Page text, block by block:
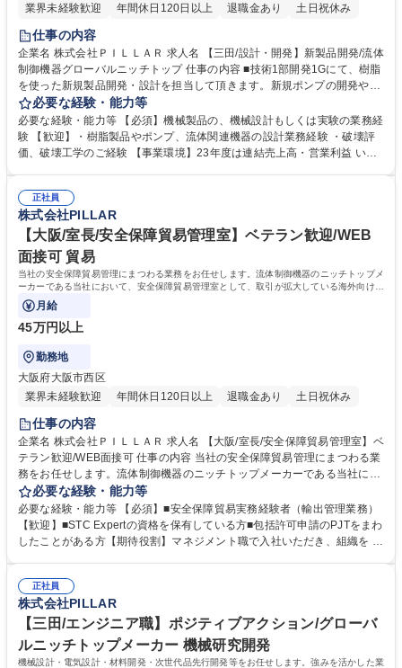
業界未経験歓迎 年間休日120日以上 退職金あり 土日祝休み
仕事の内容
企業名 株式会社ＰＩＬＬＡＲ 求人名 【三田/設計・開発】新製品開発/流体
制御機器グローバルニッチトップ 仕事の内容 ■技術1部開発1Gにて、樹脂
を使った新規製品開発・設計を担当して頂きます。新規ポンプの開発や新
規配管継手の開発、新製品開発を推進させるための要素技術開発に取り組
んでいただきます。 当社は創業時は船舶の部品を作る会社でしたが、現在
では半導体業界で地位を築く流体制御機器トップクラスメーカーへと変革
を遂げました。次の主力製品の開発に挑戦していただきたいと考えており
ただきます。 募集職種 【三田/設計・開発】新製品開発/流体制御機器グロ
ーバルニッチトップ
必要な経験・能力等
必要な経験・能力等 【必須】機械製品の、機械設計もしくは実験の業務経
験 【歓迎】・樹脂製品やポンプ、流体関連機器の設計業務経験 ・破壊評
価、破壊工学のご経験 【事業環境】23年度は連結売上高・営業利益 いず
会課題から生まれる新市場での圧倒的なグローバルシェアの獲得を目指し
ます。 学歴・資格 学歴：大学院 大学 高専 語学力： 資格：
正社員
株式会社PILLAR
【大阪/室長/安全保障貿易管理室】ベテラン歓迎/WEB
面接可 貿易
当社の安全保障貿易管理にまつわる業務をお任せします。流体制御機器のニッチトップメ
ーカーである当社において、安全保障貿易管理室として、取引が拡大している海外向けの
輸出入オペレーションの改善や安全
月給
45万円以上
勤務地
大阪府大阪市西区
業界未経験歓迎
年間休日120日以上 退職金あり 土日祝休み
仕事の内容
企業名 株式会社ＰＩＬＬＡＲ 求人名 【大阪/室長/安全保障貿易管理室】ベ
テラン歓迎/WEB面接可 仕事の内容 当社の安全保障貿易管理にまつわる業
務をお任せします。流体制御機器のニッチトップメーカーである当社にお
いて、安全保障貿易管理室として、取引が拡大している海外向けの輸出入
オペレーションの改善や安全 保障輸出管理体制の構築業務をお任せ致しま
す。 【詳細】特別一般包括許可申請をメインミッションとして、まずはプ
ロジェクトを推進、外為法と米国法規制の求める、安全保障貿易管理の各
輸出管理に関わる事業部門・グループ会社への助言、指導 募集職種 【大
阪/室長/安全保障貿易管理室】ベテラン歓迎/WEB面接可
必要な経験・能力等
必要な経験・能力等 【必須】■安全保障貿易実務経験者（輸出管理業務）
【歓迎】■STC Expertの資格を保有している方■包括許可申請のPJTをまわ
したことがある方【期待役割】マネジメント職で入社いただき、組織を 牽
境】23年度は連結売上高・営業利益 いずれも3期連続して過去最高を更新
し業績好調。24年度は、新中期経営計画の2年目で、3年間で250億円の成
長投資を予定し、脱炭素を中心として社会課題から生まれる新市場での圧
倒的なグローバルシェアの獲得を目指します。 学歴・資格 学歴：大学院
大学 高専 語学力： 資格：
正社員
株式会社PILLAR
【三田/エンジニア職】ポジティブアクション/グローバ
ルニッチトップメーカー 機械研究開発
機械設計・電気設計・材料開発・次世代品先行開発等をお任せします。強みを活かした業